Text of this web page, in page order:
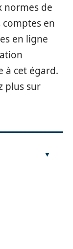
normes de
en
en ligne
à cet égard.
plus sur